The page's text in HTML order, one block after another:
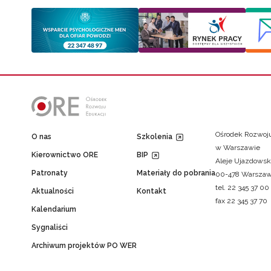
O nas
Kierownictwo ORE
Patronaty
Aktualności
Kalendarium
Sygnaliści
Archiwum projektów PO WER
Szkolenia
BIP
Materiały do pobrania
Kontakt
Ośrodek
w Warszawie
Aleje
00-478
tel. 22 345 37 00
fax 22 345 37 70